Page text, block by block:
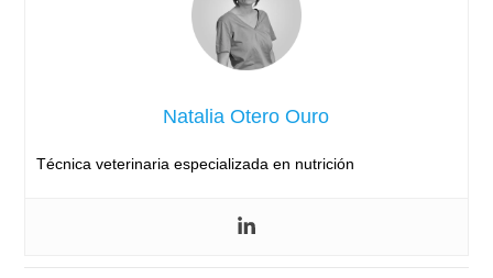
Natalia Otero Ouro
Técnica veterinaria especializada en nutrición